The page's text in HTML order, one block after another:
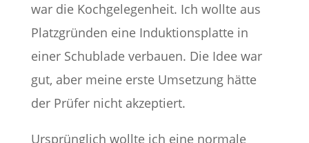
war die Kochgelegenheit. Ich wollte aus
Platzgründen eine Induktionsplatte in
einer Schublade verbauen. Die Idee war
gut, aber meine erste Umsetzung hätte
der Prüfer nicht akzeptiert.
Ursprünglich wollte ich eine normale